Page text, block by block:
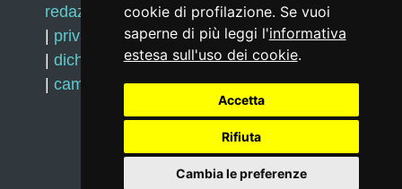
cookie di profilazione. Se vuoi
saperne di più leggi l'informativa
estesa sull'uso dei cookie.
Accetta
Rifiuta
Cambia le preferenze
redazione web | note legali |glossario
privacy |social media policy
dichiarazione di accessibilità |feedback
cambio preferenze cookie
Realizzato da